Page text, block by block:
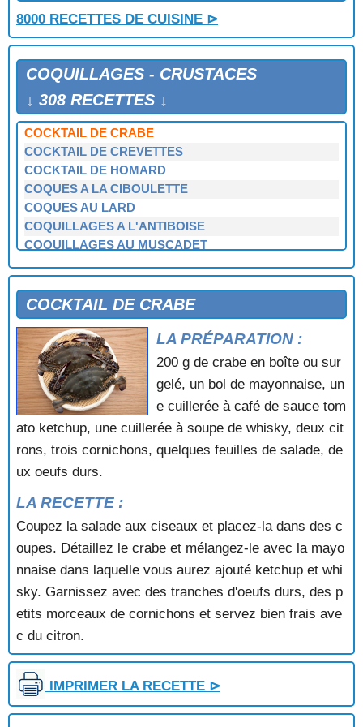
8000 RECETTES DE CUISINE ⊳
COQUILLAGES - CRUSTACES
↓ 308 RECETTES ↓
CIGALES A L'AMERICAINE EN TIMBALE
CIGALES GRILLEES A LA SAUCE AUX HUITRES
CIGALES GRILLEES AU SAFRAN EN BROCHETTES
CLAFOUTIS DE MOULES AU CIDRE
CLAMS AUX CHAMPIGNONS
CLAMS FARCIS
COCKTAIL DE CRABE
COCKTAIL DE CREVETTES
COCKTAIL DE HOMARD
COQUES A LA CIBOULETTE
COQUES AU LARD
COQUILLAGES A L'ANTIBOISE
COQUILLAGES AU MUSCADET
COQUILLES DE COUTEAUX
COQUILLES DE FRUITS DE MER A L'ARMORICAINE
COQUILLES DE MOULES AU PARMESAN
COQUILLES SAINT JACQUES
COQUILLES SAINT JACQUES A LA BORDELAISE
COQUILLES SAINT JACQUES A LA BRETONNE
COQUILLES SAINT JACQUES A LA CHINOISE
COQUILLES SAINT JACQUES A LA CREME DE
CORAIL
COQUILLES SAINT JACQUES A LA CREME VERTE
COQUILLES SAINT JACQUES A LA NORMANDE
COQUILLES SAINT JACQUES A LA PERSILLADE
COQUILLES SAINT JACQUES A LA PROVENCALE
COQUILLES SAINT JACQUES A LA SAUCE VERTE
COQUILLES SAINT JACQUES A LA TOMATE
COQUILLES SAINT JACQUES A L'AIL
COQUILLES SAINT JACQUES AU BEURRE BLANC
COQUILLES SAINT JACQUES AU BEURRE DE
POIVRON
COQUILLES SAINT JACQUES AU CHAMPAGNE
COQUILLES SAINT JACQUES AU GRATIN
COQUILLES SAINT JACQUES AU MUSCADET
COCKTAIL DE CRABE
LA PRÉPARATION :
200 g de crabe en boîte ou sur
gelé, un bol de mayonnaise, un
e cuillerée à café de sauce tom
ato ketchup, une cuillerée à soupe de whisky, deux cit
rons, trois cornichons, quelques feuilles de salade, de
ux oeufs durs.
LA RECETTE :
Coupez la salade aux ciseaux et placez-la dans des c
oupes. Détaillez le crabe et mélangez-le avec la mayo
nnaise dans laquelle vous aurez ajouté ketchup et whi
sky. Garnissez avec des tranches d'oeufs durs, des p
etits morceaux de cornichons et servez bien frais ave
c du citron.
IMPRIMER LA RECETTE ⊳